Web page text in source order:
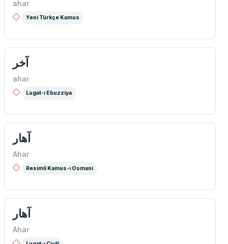
ahar
Yeni Türkçe Kamus
آخر
ahar
Lugat-ı Ebuzziya
آهار
Ahar
Resimli Kamus-ı Osmani
آهار
Ahar